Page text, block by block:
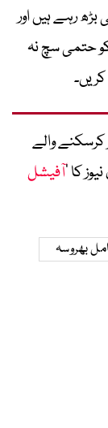
رہے ہیں اور
حتمی سچ نہ
کرسکنے والے
کا ’آفیشل
بھروسہ